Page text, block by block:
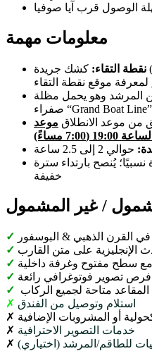
الوصول قرب آيا صوفيا
معلومات مهمة
نقطة التقاء: كشك جريدة (“Gazete Market”) الواقع عبر
المرشد وهو يحمل مظلة
صفراء “Grand Boat Line”
موعد
(7:00 مساءً)
حوالي 2 إلى 2.5 ساعة
يُنصح بارتداء سترة
خفيفة
/ غير المشمول
✓
✓ الإنجليزية على متن القارب
✓ سطح مفتوح وغرفة داخلية
✓ فرص تصوير فوتوغرافي رائعة
✓ المقاعد متاحة لجميع الركاب
✗ استلام وتوصيل من الفندق
✗ أو المشروبات الإضافية
✗ خدمات التصوير الاحترافية
✗ للطاقم/المرشد (اختياري)